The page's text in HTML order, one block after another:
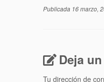
Publicada 16 marzo,
Deja
Tu dirección de